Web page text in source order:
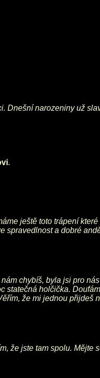
Dnešní narozeniny už
.
ještě toto trápení
spravedlnost a dobré
chybíš, byla jsi pro
statečná holčička.
že mi jednou přijdeš
že jste tam spolu. Mějte